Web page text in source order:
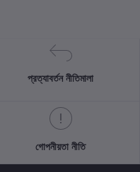
প্রত্যাবর্তন নীতিমালা
গোপনীয়তা নীতি